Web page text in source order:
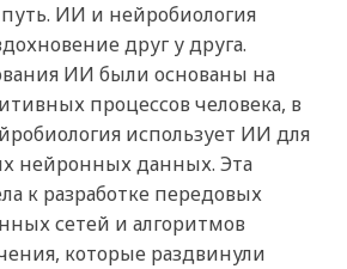
ИИ и нейробиология
друг у друга.
ИИ были основаны на
процессов человека, в
использует ИИ для
нейронных данных. Эта
к разработке передовых
сетей и алгоритмов
которые раздвинули